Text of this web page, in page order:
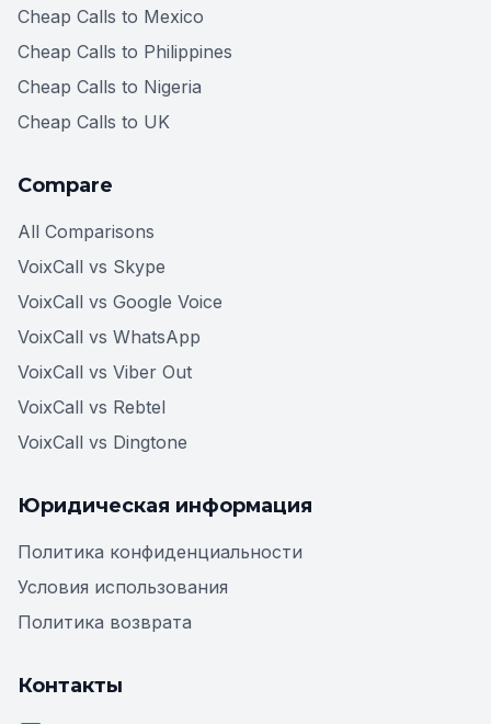
Cheap Calls to Mexico
Cheap Calls to Philippines
Cheap Calls to Nigeria
Cheap Calls to UK
Compare
All Comparisons
VoixCall vs Skype
VoixCall vs Google Voice
VoixCall vs WhatsApp
VoixCall vs Viber Out
VoixCall vs Rebtel
VoixCall vs Dingtone
Юридическая информация
Политика конфиденциальности
Условия использования
Политика возврата
Контакты